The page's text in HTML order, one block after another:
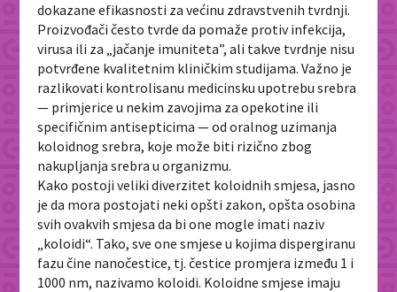
dokazane efikasnosti za većinu zdravstvenih tvrdnji.
Proizvođači često tvrde da pomaže protiv infekcija,
virusa ili za „jačanje imuniteta”, ali takve tvrdnje nisu
potvrđene kvalitetnim kliničkim studijama. Važno je
razlikovati kontrolisanu medicinsku upotrebu srebra
— primjerice u nekim zavojima za opekotine ili
specifičnim antisepticima — od oralnog uzimanja
koloidnog srebra, koje može biti rizično zbog
nakupljanja srebra u organizmu.
Kako postoji veliki diverzitet koloidnih smjesa, jasno
je da mora postojati neki opšti zakon, opšta osobina
svih ovakvih smjesa da bi one mogle imati naziv
„koloidi“. Tako, sve one smjese u kojima dispergiranu
fazu čine nanočestice, tj. čestice promjera između 1 i
1000 nm, nazivamo koloidi. Koloidne smjese imaju